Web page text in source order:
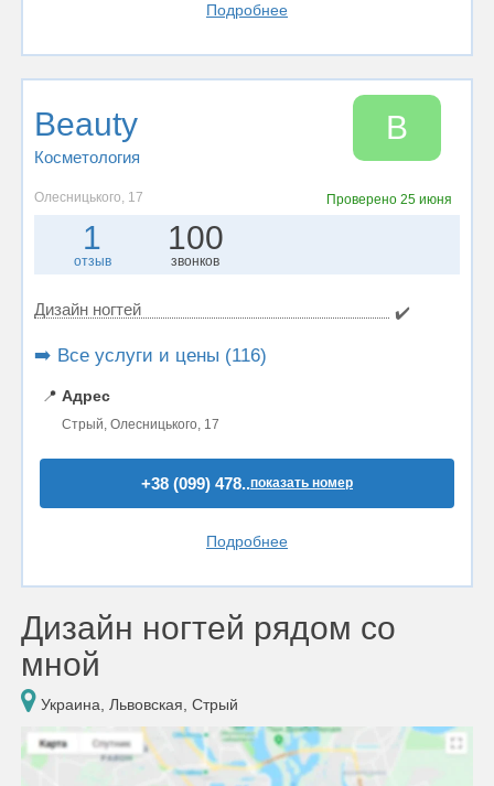
Подробнее
Beauty
Косметология
B
Олесницького, 17 Проверено 25 июня
1
отзыв
100
звонков
Дизайн ногтей ✔️
➡️ Все услуги и цены (116)
📍 Адрес
Стрый, Олесницького, 17
+38 (099) 478..показать номер
Подробнее
Дизайн ногтей рядом со
мной
Украина, Львовская, Стрый